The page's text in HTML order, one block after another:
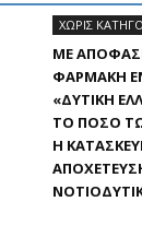
ΧΩΡΊΣ
ΜΕ
ΦΑΡΜΆΚΗ
«ΔΥΤΙΚΉ
ΤΟ ΠΟΣΌ
Η